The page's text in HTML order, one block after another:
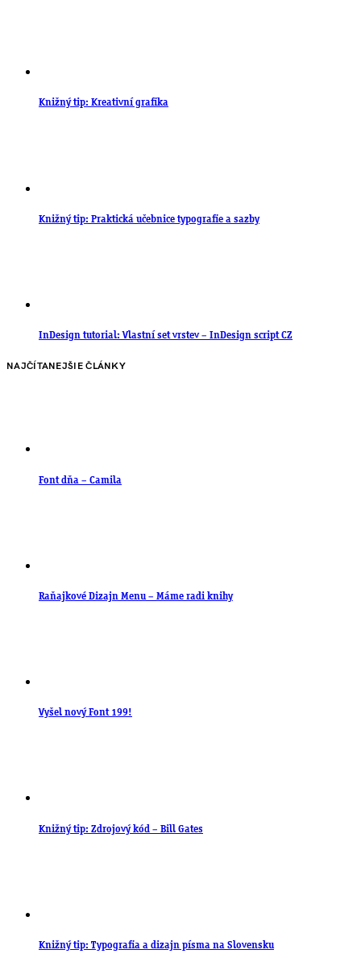
Knižný tip: Kreativní grafika
Knižný tip: Praktická učebnice typografie a sazby
InDesign tutorial: Vlastní set vrstev – InDesign script CZ
NAJČÍTANEJŠIE ČLÁNKY
Font dňa – Camila
Raňajkové Dizajn Menu – Máme radi knihy
Vyšel nový Font 199!
Knižný tip: Zdrojový kód – Bill Gates
Knižný tip: Typografia a dizajn písma na Slovensku